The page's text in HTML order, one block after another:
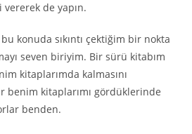
de yapın.
konuda sıkıntı çektiğim bir nokta
seven biriyim. Bir sürü kitabım
kitaplarımda kalmasını
benim kitaplarımı gördüklerinde
benden.